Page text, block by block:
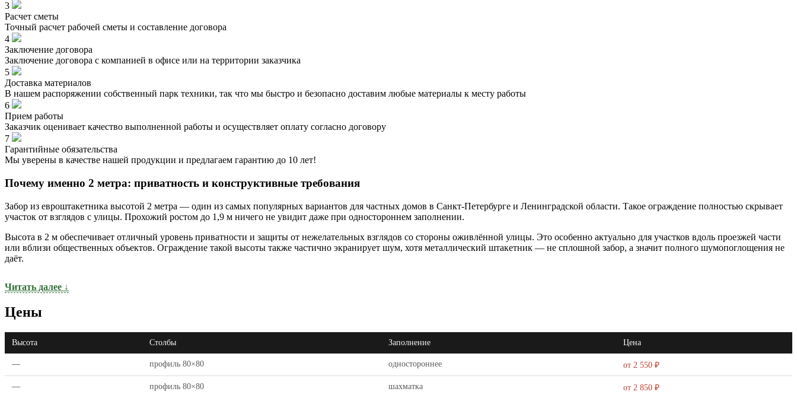
3
Расчет сметы
Точный расчет рабочей сметы и составление договора
4
Заключение договора
Заключение договора с компанией в офисе или на территории заказчика
5
Доставка материалов
В нашем распоряжении собственный парк техники, так что мы быстро и безопасно доставим любые материалы к месту работы
6
Прием работы
Заказчик оценивает качество выполненной работы и осуществляет оплату согласно договору
7
Гарантийные обязательства
Мы уверены в качестве нашей продукции и предлагаем гарантию до 10 лет!
Почему именно 2 метра: приватность и конструктивные требования
Забор из евроштакетника высотой 2 метра — один из самых популярных вариантов для частных домов в Санкт-Петербурге и Ленинградской области. Такое ограждение полностью скрывает
участок от взглядов с улицы. Прохожий ростом до 1,9 м ничего не увидит даже при одностороннем заполнении.
Высота в 2 м обеспечивает отличный уровень приватности и защиты от нежелательных взглядов со стороны оживлённой улицы. Это особенно актуально для участков вдоль проезжей части
или вблизи общественных объектов. Ограждение такой высоты также частично экранирует шум, хотя металлический штакетник — не сплошной забор, а значит полного шумопоглощения не
даёт.
Читать далее ↓
Цены
Высота Столбы Заполнение Цена
— профиль 80×80 одностороннее от 2 550 ₽
— профиль 80×80 шахматка от 2 850 ₽